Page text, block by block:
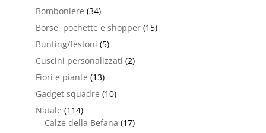
Bomboniere (34)
Borse, pochette e shopper (15)
Bunting/festoni (5)
Cuscini personalizzati (2)
Fiori e piante (13)
Gadget squadre (10)
Natale (114)
Calze della Befana (17)